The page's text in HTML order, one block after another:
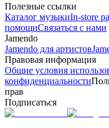
Полезные ссылки
Каталог музыкиIn-store
помощиСвязаться с нами
Jamendo
Jamendo для артистов
Правовая информация
Общие условия
конфиденциальности
прав
Подписаться